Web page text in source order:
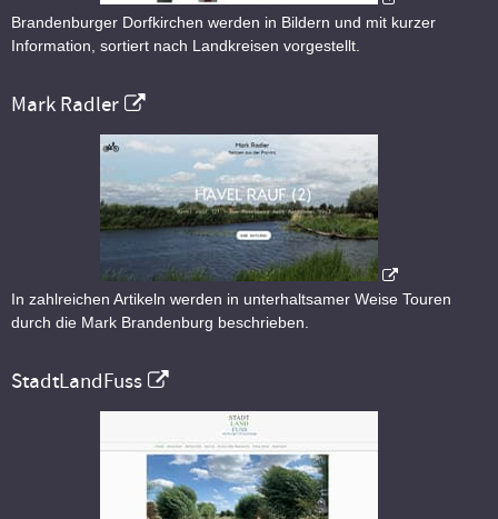
Brandenburger Dorfkirchen werden in Bildern und mit kurzer
Information, sortiert nach Landkreisen vorgestellt.
Mark Radler
In zahlreichen Artikeln werden in unterhaltsamer Weise Touren
durch die Mark Brandenburg beschrieben.
StadtLandFuss